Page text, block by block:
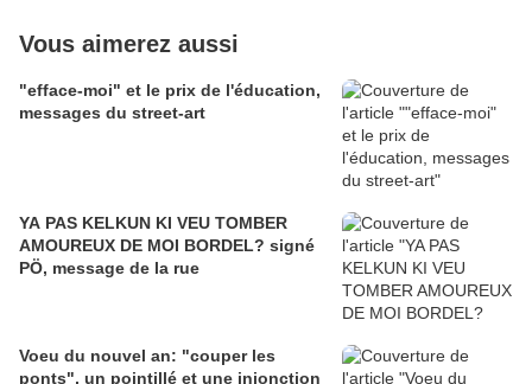
Vous aimerez aussi
"efface-moi" et le prix de l'éducation,
messages du street-art
YA PAS KELKUN KI VEU TOMBER
AMOUREUX DE MOI BORDEL? signé
PÖ, message de la rue
Voeu du nouvel an: "couper les
ponts", un pointillé et une injonction